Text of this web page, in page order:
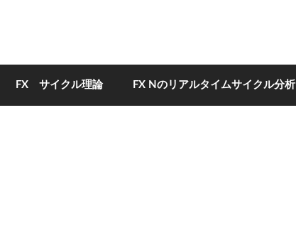
FX サイクル理論 FX Nのリアルタイムサイクル分析